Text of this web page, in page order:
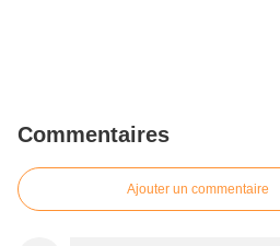
Commentaires
Ajouter un commentaire